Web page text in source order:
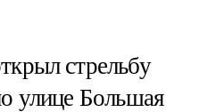
стрельбу
улице Большая